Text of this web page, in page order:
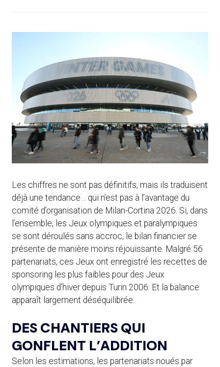
Les chiffres ne sont pas définitifs, mais ils traduisent
déjà une tendance… qui n’est pas à l’avantage du
comité d’organisation de Milan-Cortina 2026. Si, dans
l’ensemble, les Jeux olympiques et paralympiques
se sont déroulés sans accroc, le bilan financier se
présente de manière moins réjouissante. Malgré 56
partenariats, ces Jeux ont enregistré les recettes de
sponsoring les plus faibles pour des Jeux
olympiques d’hiver depuis Turin 2006. Et la balance
apparaît largement déséquilibrée.
DES CHANTIERS QUI
GONFLENT L’ADDITION
Selon les estimations, les partenariats noués par